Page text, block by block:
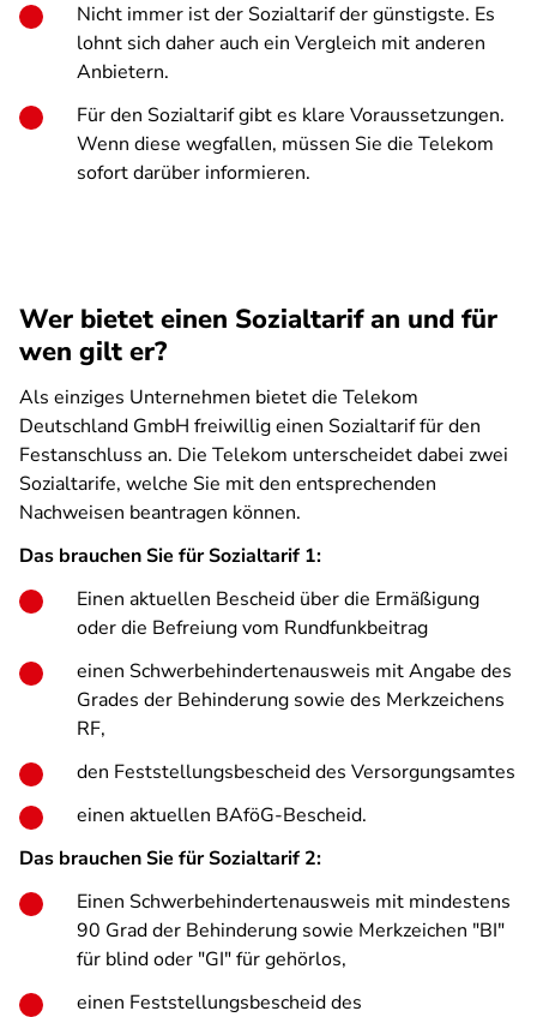
Nicht immer ist der Sozialtarif der günstigste. Es
lohnt sich daher auch ein Vergleich mit anderen
Anbietern.
Für den Sozialtarif gibt es klare Voraussetzungen.
Wenn diese wegfallen, müssen Sie die Telekom
sofort darüber informieren.
Wer bietet einen Sozialtarif an und für
wen gilt er?
Als einziges Unternehmen bietet die Telekom
Deutschland GmbH freiwillig einen Sozialtarif für den
Festanschluss an. Die Telekom unterscheidet dabei zwei
Sozialtarife, welche Sie mit den entsprechenden
Nachweisen beantragen können.
Das brauchen Sie für Sozialtarif 1:
Einen aktuellen Bescheid über die Ermäßigung
oder die Befreiung vom Rundfunkbeitrag
einen Schwerbehindertenausweis mit Angabe des
Grades der Behinderung sowie des Merkzeichens
RF,
den Feststellungsbescheid des Versorgungsamtes
einen aktuellen BAföG-Bescheid.
Das brauchen Sie für Sozialtarif 2:
Einen Schwerbehindertenausweis mit mindestens
90 Grad der Behinderung sowie Merkzeichen "BI"
für blind oder "GI" für gehörlos,
einen Feststellungsbescheid des